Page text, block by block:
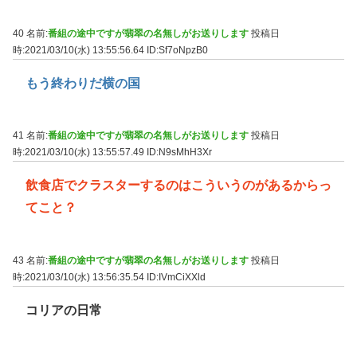
40 名前:番組の途中ですが翡翠の名無しがお送りします 投稿日
時:2021/03/10(水) 13:55:56.64 ID:Sf7oNpzB0
もう終わりだ横の国
41 名前:番組の途中ですが翡翠の名無しがお送りします 投稿日
時:2021/03/10(水) 13:55:57.49
ID:N9sMhH3Xr
飲食店でクラスターするのはこういうのがあるからっ
てこと？
43 名前:番組の途中ですが翡翠の名無しがお送りします 投稿日
時:2021/03/10(水) 13:56:35.54 ID:IVmCiXXld
コリアの日常